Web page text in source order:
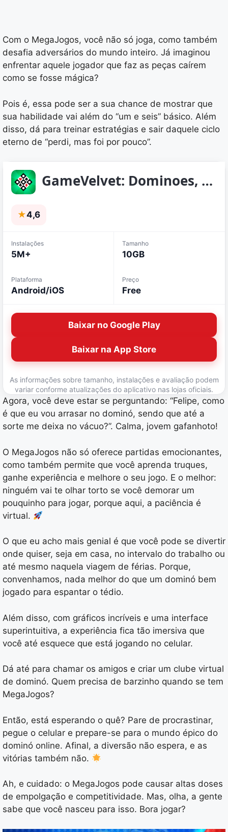
Com o MegaJogos, você não só joga, como também
desafia adversários do mundo inteiro. Já imaginou
enfrentar aquele jogador que faz as peças caírem
como se fosse mágica?
Pois é, essa pode ser a sua chance de mostrar que
sua habilidade vai além do “um e seis” básico. Além
disso, dá para treinar estratégias e sair daquele ciclo
eterno de “perdi, mas foi por pouco”.
GameVelvet: Dominoes, Spades
★4,6
Instalações
5M+
Tamanho
10GB
Plataforma
Android/iOS
Preço
Free
Baixar no Google Play
Baixar na App Store
As informações sobre tamanho, instalações e avaliação podem
variar conforme atualizações do aplicativo nas lojas oficiais.
Agora, você deve estar se perguntando: “Felipe, como
é que eu vou arrasar no dominó, sendo que até a
sorte me deixa no vácuo?”. Calma, jovem gafanhoto!
O MegaJogos não só oferece partidas emocionantes,
como também permite que você aprenda truques,
ganhe experiência e melhore o seu jogo. E o melhor:
ninguém vai te olhar torto se você demorar um
pouquinho para jogar, porque aqui, a paciência é
virtual.
O que eu acho mais genial é que você pode se divertir
onde quiser, seja em casa, no intervalo do trabalho ou
até mesmo naquela viagem de férias. Porque,
convenhamos, nada melhor do que um dominó bem
jogado para espantar o tédio.
Além disso, com gráficos incríveis e uma interface
superintuitiva, a experiência fica tão imersiva que
você até esquece que está jogando no celular.
Dá até para chamar os amigos e criar um clube virtual
de dominó. Quem precisa de barzinho quando se tem
MegaJogos?
Então, está esperando o quê? Pare de procrastinar,
pegue o celular e prepare-se para o mundo épico do
dominó online. Afinal, a diversão não espera, e as
vitórias também não.
Ah, e cuidado: o MegaJogos pode causar altas doses
de empolgação e competitividade. Mas, olha, a gente
sabe que você nasceu para isso. Bora jogar?